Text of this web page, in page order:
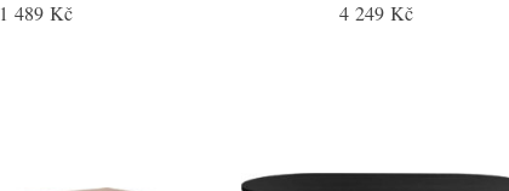
1 489 Kč 4 249 Kč